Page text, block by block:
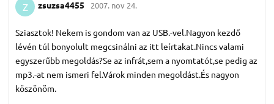
Z zsuzsa4455 2007. nov 24.
Sziasztok! Nekem is gondom van az USB.-vel.Nagyon kezdő
lévén túl bonyolult megcsinálni az itt leírtakat.Nincs valami
egyszerűbb megoldás?Se az infrát,sem a nyomtatót,se pedig az
mp3.-at nem ismeri fel.Várok minden megoldást.És nagyon
köszönöm.